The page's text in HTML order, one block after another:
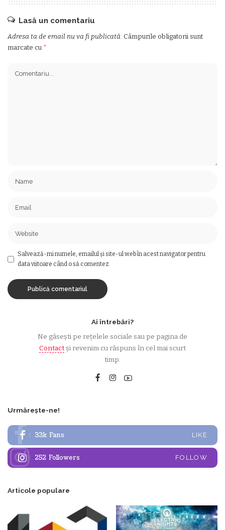
Lasă un comentariu
Adresa ta de email nu va fi publicată. Câmpurile obligatorii sunt
marcate cu *
Salvează-mi numele, emailul și site-ul web în acest navigator pentru
data viitoare când o să comentez.
Ai întrebări?
Ne găsești pe rețelele sociale sau pe pagina de
Contactși revenim cu răspuns în cel mai scurt
timp.
Urmărește-ne!
33k Fans LIKE
252 Followers FOLLOW
Articole populare